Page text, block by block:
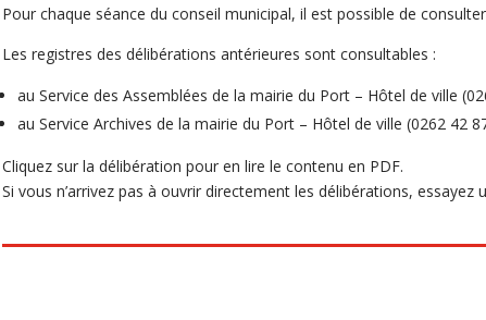
Pour chaque séance du conseil municipal, il est possible de consulter
Les registres des délibérations antérieures sont consultables :
au Service des Assemblées de la mairie du Port – Hôtel de ville
au Service Archives de la mairie du Port – Hôtel de ville (0262 42
Cliquez sur la délibération pour en lire le contenu en PDF.
Si vous n’arrivez pas à ouvrir directement les délibérations,